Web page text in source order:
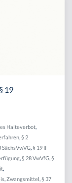
19
Halteverbot
§ 2
SächsVwVG § 19 II
§ 28 VwVfG §
Zwangsmittel § 37